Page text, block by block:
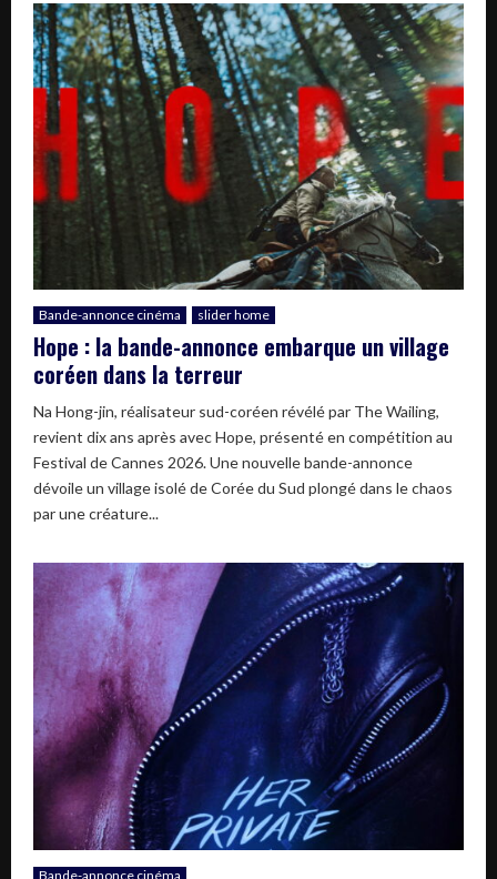
Bande-annonce cinéma slider home
Hope : la bande-annonce embarque un village
coréen dans la terreur
Na Hong-jin, réalisateur sud-coréen révélé par The Wailing,
revient dix ans après avec Hope, présenté en compétition au
Festival de Cannes 2026. Une nouvelle bande-annonce
dévoile un village isolé de Corée du Sud plongé dans le chaos
par une créature...
Bande-annonce cinéma